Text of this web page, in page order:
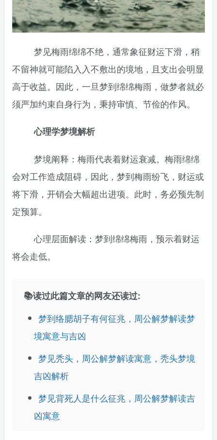
梦见梅雨绵绵不绝，通常象征财运下滑，稍
不留神就可能陷入入不敷出的境地，且支出会明显
高于收益。因此，一旦梦到绵绵梅雨，做梦者就必
须严加约束自身行为，秉持审慎、节俭的作风。
心理学梦境解析
梦境阐释：梅雨代表着财运衰减。梅雨绵绵
会对工作造成阻碍，因此，梦到梅雨纷飞，财运或
将下滑，开销会大幅超出进项。此时，务必预先制
定预算。
心理层面解读：梦到绵绵梅雨，预示着财运
将会走低。
📚读过此篇文章的网友还读过:
梦到络腮胡子有何征兆，周公解梦解读梦
境寓意与吉凶
梦见秃头，周公解梦解读寓意，秃头梦境
吉凶解析
梦见背死人是什么征兆，周公解梦解读吉
凶寓意